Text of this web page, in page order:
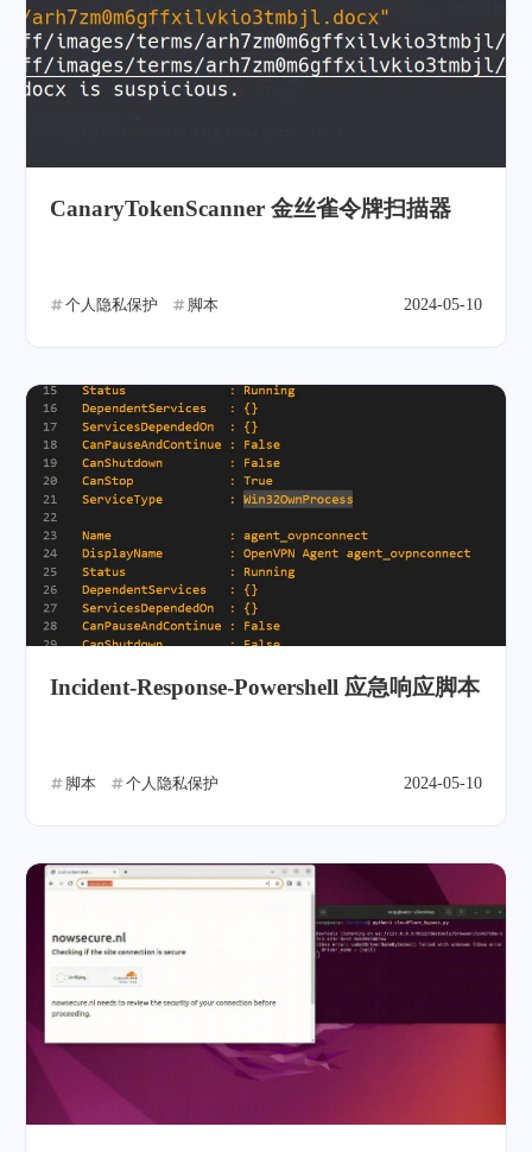
CanaryTokenScanner 金丝雀令牌扫描器
个人隐私保护 脚本 2024-05-10
Incident-Response-Powershell 应急响应脚本
脚本 个人隐私保护 2024-05-10